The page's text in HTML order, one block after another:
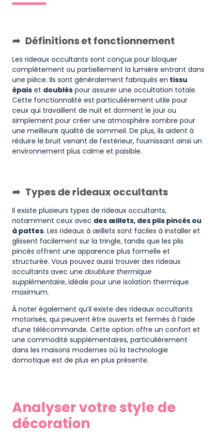
Définitions et fonctionnement
Les rideaux occultants sont conçus pour bloquer
complètement ou partiellement la lumière entrant dans
une pièce. Ils sont généralement fabriqués en tissu
épais et doublés pour assurer une occultation totale.
Cette fonctionnalité est particulièrement utile pour
ceux qui travaillent de nuit et dorment le jour ou
simplement pour créer une atmosphère sombre pour
une meilleure qualité de sommeil. De plus, ils aident à
réduire le bruit venant de l’extérieur, fournissant ainsi un
environnement plus calme et paisible.
Types de rideaux occultants
Il existe plusieurs types de rideaux occultants,
notamment ceux avec des œillets, des plis pincés ou
à pattes. Les rideaux à œillets sont faciles à installer et
glissent facilement sur la tringle, tandis que les plis
pincés offrent une apparence plus formelle et
structurée. Vous pouvez aussi trouver des rideaux
occultants avec une doublure thermique
supplémentaire, idéale pour une isolation thermique
maximum.
À noter également qu’il existe des rideaux occultants
motorisés, qui peuvent être ouverts et fermés à l’aide
d’une télécommande. Cette option offre un confort et
une commodité supplémentaires, particulièrement
dans les maisons modernes où la technologie
domotique est de plus en plus présente.
Analyser votre style de
décoration